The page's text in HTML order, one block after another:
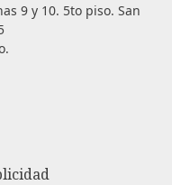
9 y 10. 5to piso. San